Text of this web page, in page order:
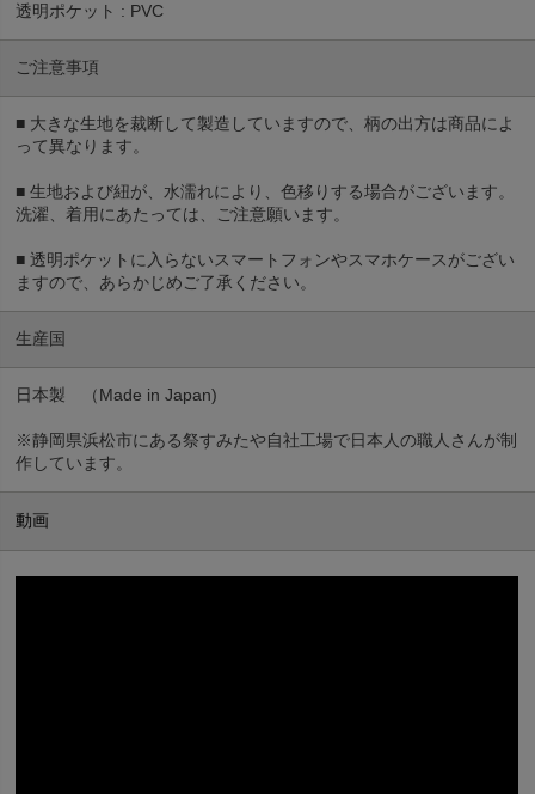
透明ポケット : PVC
ご注意事項
■ 大きな生地を裁断して製造していますので、柄の出方は商品によ
って異なります。
■ 生地および紐が、水濡れにより、色移りする場合がございます。
洗濯、着用にあたっては、ご注意願います。
■ 透明ポケットに入らないスマートフォンやスマホケースがござい
ますので、あらかじめご了承ください。
生産国
日本製 （Made in Japan)
※静岡県浜松市にある祭すみたや自社工場で日本人の職人さんが制
作しています。